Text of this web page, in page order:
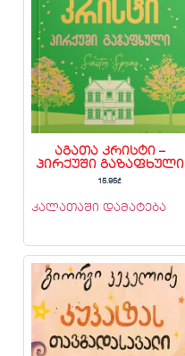
აგათა კრისტი –
პირქუში გაზაფხული
15.95₾
კალათაში დამატება